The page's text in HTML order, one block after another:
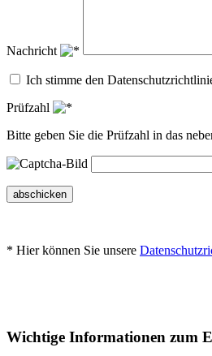
Nachricht
Ich stimme den
Prüfzahl
Bitte geben Sie die Prüfzahl in das
abschicken
* Hier können Sie unsere
Wichtige Informationen zum